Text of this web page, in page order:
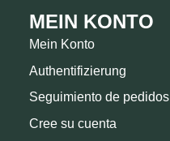
MEIN KONTO
Mein Konto
Authentifizierung
Seguimiento de pedidos
Cree su cuenta